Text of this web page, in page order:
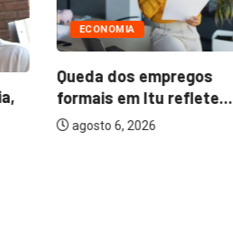
ECONOMIA
Queda dos empregos
formais em Itu reflete...
agosto 6, 2026